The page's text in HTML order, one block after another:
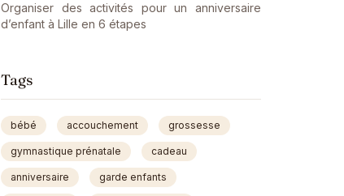
Organiser des activités pour un anniversaire
d’enfant à Lille en 6 étapes
Tags
bébé accouchement grossesse
gymnastique prénatale cadeau
anniversaire garde enfants